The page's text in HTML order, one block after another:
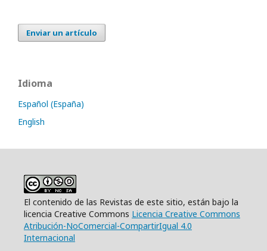
Enviar un artículo
Idioma
Español (España)
English
El contenido de las Revistas de este sitio, están bajo la
licencia Creative Commons Licencia Creative Commons
Atribución-NoComercial-CompartirIgual 4.0
Internacional